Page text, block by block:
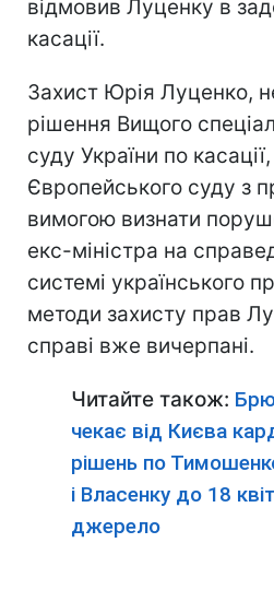
відмовив Луценку в
касації.
Захист Юрія Луценко,
рішення Вищого
суду України по
Європейського суду з
вимогою визнати
екс-міністра на
системі українського
методи захисту прав
справі вже вичерпані.
Читайте також:
чекає від Києва
рішень по
і Власенку до 18
джерело